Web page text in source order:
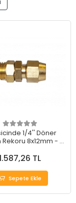
1/4'' Döner
8x12mm - 5
TL
Sepete Ekle